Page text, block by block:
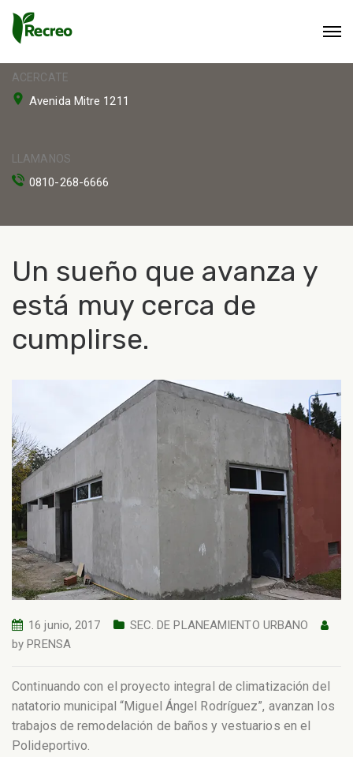
ACERCATE
Avenida Mitre 1211
LLAMANOS
0810-268-6666
Un sueño que avanza y
está muy cerca de
cumplirse.
16 junio, 2017
SEC. DE PLANEAMIENTO URBANO
byPRENSA
Continuando con el proyecto integral de climatización del
natatorio municipal “Miguel Ángel Rodríguez”, avanzan los
trabajos de remodelación de baños y vestuarios en el
Polideportivo.